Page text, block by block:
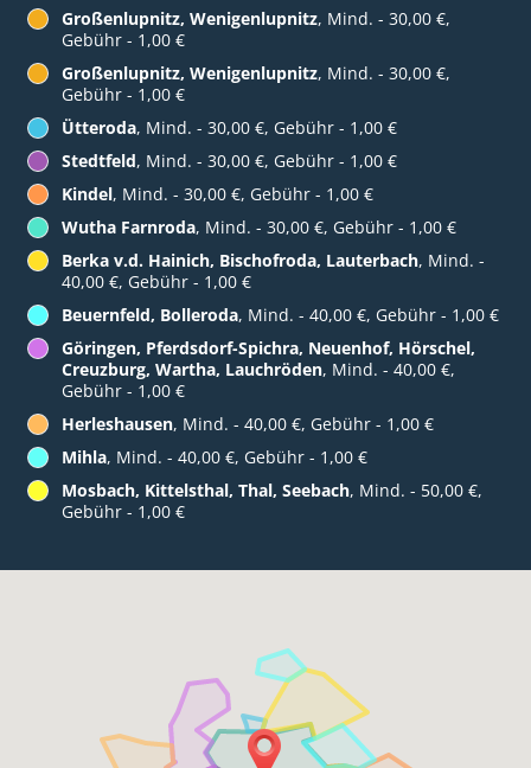
Großenlupnitz, Wenigenlupnitz, Mind. - 30,00 €,
Gebühr - 1,00 €
Großenlupnitz, Wenigenlupnitz, Mind. - 30,00 €,
Gebühr - 1,00 €
Ütteroda, Mind. - 30,00 €, Gebühr - 1,00 €
Stedtfeld, Mind. - 30,00 €, Gebühr - 1,00 €
Kindel, Mind. - 30,00 €, Gebühr - 1,00 €
Wutha Farnroda, Mind. - 30,00 €, Gebühr - 1,00 €
Berka v.d. Hainich, Bischofroda, Lauterbach, Mind. -
40,00 €, Gebühr - 1,00 €
Beuernfeld, Bolleroda, Mind. - 40,00 €, Gebühr - 1,00 €
Göringen, Pferdsdorf-Spichra, Neuenhof, Hörschel,
Creuzburg, Wartha, Lauchröden, Mind. - 40,00 €,
Gebühr - 1,00 €
Herleshausen, Mind. - 40,00 €, Gebühr - 1,00 €
Mihla, Mind. - 40,00 €, Gebühr - 1,00 €
Mosbach, Kittelsthal, Thal, Seebach, Mind. - 50,00 €,
Gebühr - 1,00 €